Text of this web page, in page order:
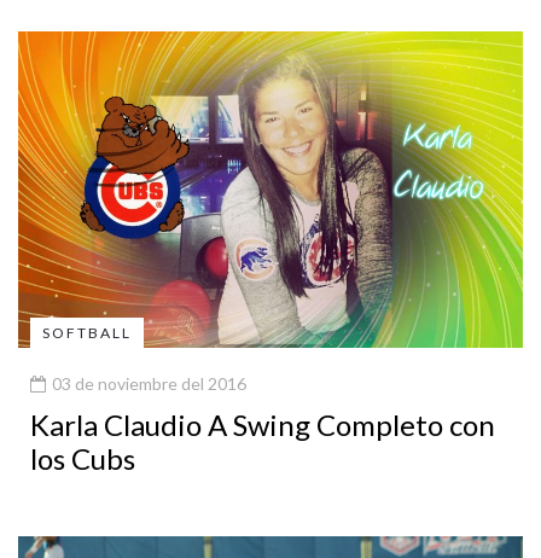
SOFTBALL
03 de noviembre del 2016
Karla Claudio A Swing Completo con
los Cubs